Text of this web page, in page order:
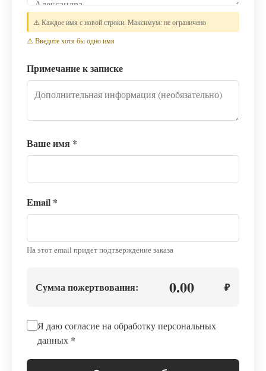
⚠️ Каждое имя с новой строки. Максимум: не ограничено
⚠️ Введите хотя бы одно имя
Примечание к записке
Ваше имя *
Email *
На этот email придет подтверждение заказа
Сумма пожертвования: 0.00 ₽
Я даю согласие на обработку персональных
данных *